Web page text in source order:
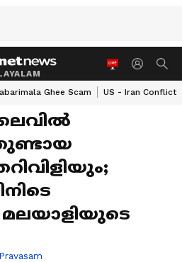
Ghee Scam US - Iran Conflict
Pravasam